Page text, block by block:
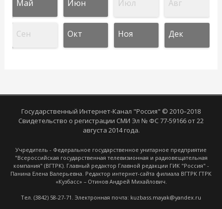
Май Июн Июл Авг
Сен Окт Ноя Дек
Государственный Интернет-Канал "Россия" © 2010–2018
Свидетельство о регистрации СМИ Эл № ФС 77-59166 от 22
августа 2014 года.
Учредитель - Федеральное государственное унитарное предприятие
"Всероссийская государственная телевизионная и радиовещательная
компания" (ВГТРК). Главный редактор Главной редакции ГИК "Россия" -
Панина Елена Валерьевна. Редактор интернет-сайта филиала ВГТРК ГТРК
«Кузбасс» – Отинов Андрей Михайлович.
Тел. (3842) 58-27-71. Электронная почта: kuzbass.mayak@yandex.ru